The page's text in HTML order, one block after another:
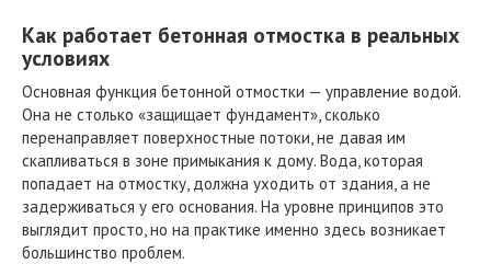
Как работает бетонная отмостка в реальных
условиях
Основная функция бетонной отмостки — управление водой.
Она не столько «защищает фундамент», сколько
перенаправляет поверхностные потоки, не давая им
скапливаться в зоне примыкания к дому. Вода, которая
попадает на отмостку, должна уходить от здания, а не
задерживаться у его основания. На уровне принципов это
выглядит просто, но на практике именно здесь возникает
большинство проблем.